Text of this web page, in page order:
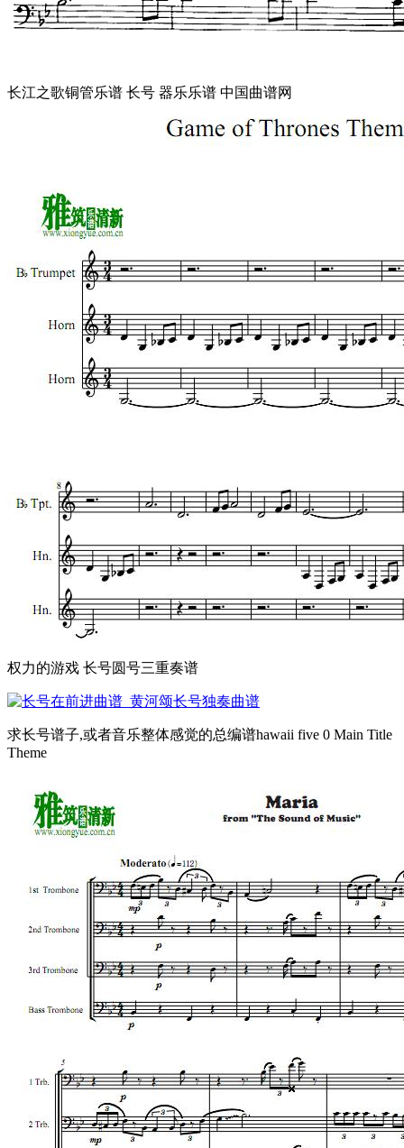
长江之歌铜管乐谱 长号 器乐乐谱 中国曲谱网
权力的游戏 长号圆号三重奏谱
求长号谱子,或者音乐整体感觉的总编谱hawaii five 0 Main Title
Theme